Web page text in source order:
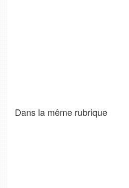
Dans la même rubrique